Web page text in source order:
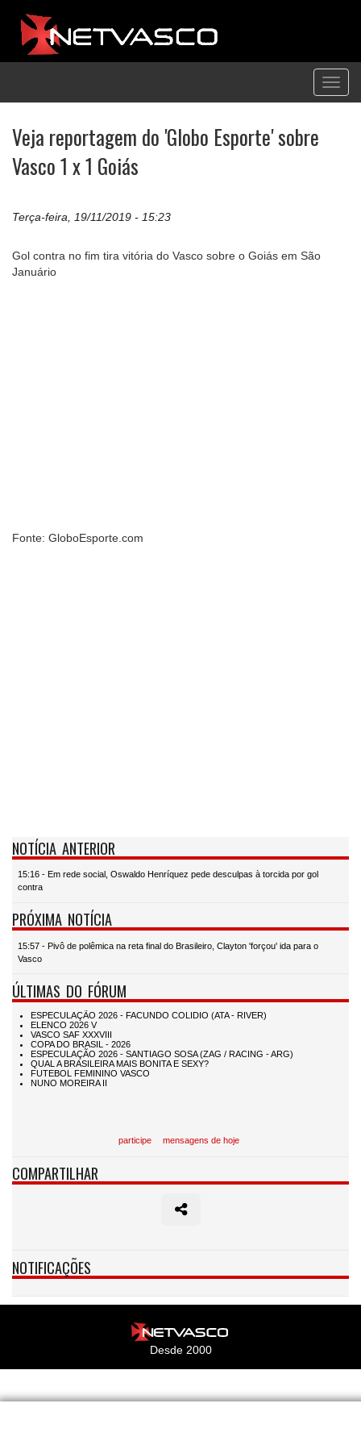
Veja reportagem do 'Globo Esporte' sobre
Vasco 1 x 1 Goiás
Terça-feira, 19/11/2019 - 15:23
Gol contra no fim tira vitória do Vasco sobre o Goiás em São
Januário
Fonte: GloboEsporte.com
NOTÍCIA ANTERIOR
15:16 - Em rede social, Oswaldo Henríquez pede desculpas à torcida por gol
contra
PRÓXIMA NOTÍCIA
15:57 - Pivô de polêmica na reta final do Brasileiro, Clayton 'forçou' ida para o
Vasco
ÚLTIMAS DO FÓRUM
participe mensagens de hoje
COMPARTILHAR
NOTIFICAÇÕES
Desde 2000